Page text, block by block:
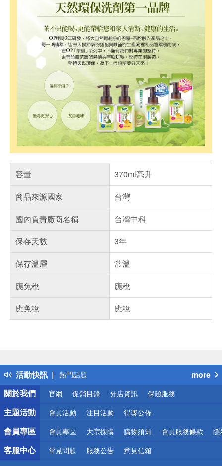
容量
370ml毫升
商品來源國家
台灣
國內負責廠商名稱
台灣中科
保存天數
3年
保存溫層
常溫
應免稅
應稅
應免稅
應稅
活動快訊
得獎公告
熱門話題
銀行優惠
偏遠地區配送
詐騙網頁！請小心！
more
關於我們
官網 促銷目錄 分店資訊 保險服務
主題活動 會員活動 注目活動 得獎公佈
會員專區 會員專區 大宗採購 購物須知 會員服務條款 隱
客服中心 常見問題 服務公告 意見信箱